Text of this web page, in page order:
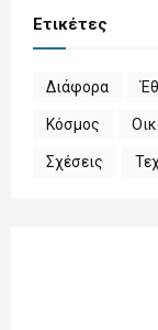
Ετικέτες
Διάφορα
Κόσμος
Σχέσεις